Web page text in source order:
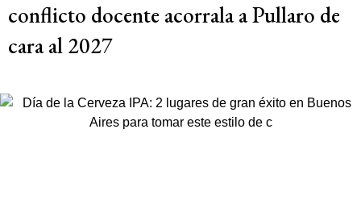
conflicto docente acorrala a Pullaro de
cara al 2027